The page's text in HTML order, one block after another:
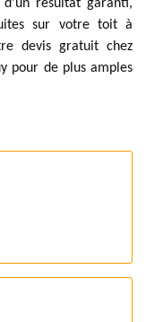
résultat garanti,
sur votre toit à
devis gratuit chez
pour de plus amples